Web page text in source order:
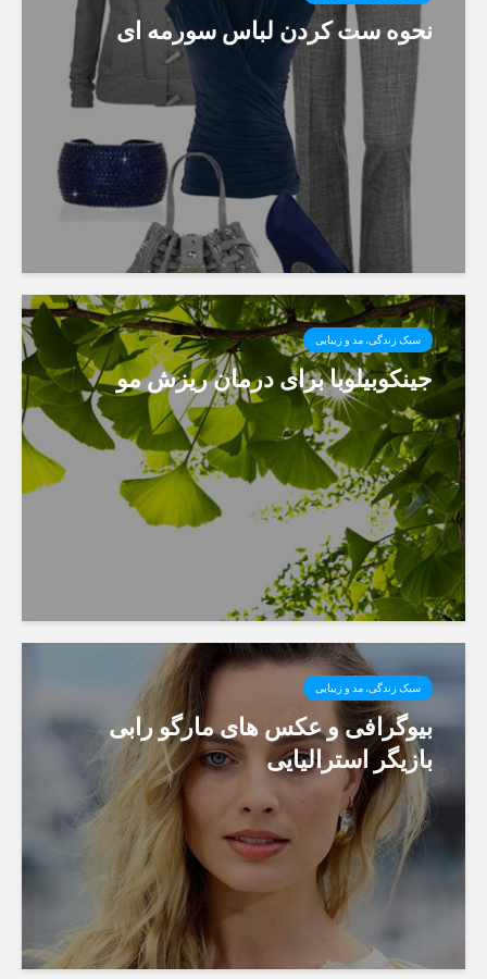
نحوه ست کردن لباس سورمه ای
سبک زندگی، مد و زیبایی
جینکوبیلوبا برای درمان ریزش مو
سبک زندگی، مد و زیبایی
بیوگرافی و عکس های مارگو رابی
بازیگر استرالیایی